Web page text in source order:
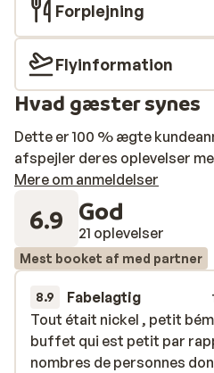
Forplejning
Flyinformation
Hvad gæster synes
Dette er 100 % ægte
afspejler deres oplevelser
Mere om anmeldelser
6.9 God
21 oplevelser
Mest booket af med partner
8.9 Fabelagtig
Tout était nickel , petit
buffet qui est petit par
nombres de personnes
Tout était nickel , petit
buffet qui est petit par
nombres de personnes